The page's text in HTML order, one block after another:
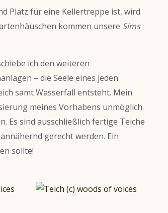
Platz für eine Kellertreppe ist, wird
kommen unsere Sims
ich den weiteren
– die Seele eines jeden
samt Wasserfall entsteht. Mein
meines Vorhabens unmöglich.
Es sind ausschließlich fertige Teiche
gerecht werden. Ein
sollte!